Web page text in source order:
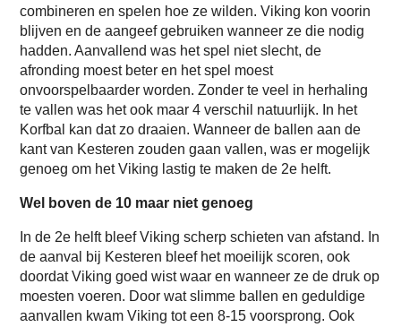
combineren en spelen hoe ze wilden. Viking kon voorin
blijven en de aangeef gebruiken wanneer ze die nodig
hadden. Aanvallend was het spel niet slecht, de
afronding moest beter en het spel moest
onvoorspelbaarder worden. Zonder te veel in herhaling
te vallen was het ook maar 4 verschil natuurlijk. In het
Korfbal kan dat zo draaien. Wanneer de ballen aan de
kant van Kesteren zouden gaan vallen, was er mogelijk
genoeg om het Viking lastig te maken de 2e helft.
Wel boven de 10 maar niet genoeg
In de 2e helft bleef Viking scherp schieten van afstand. In
de aanval bij Kesteren bleef het moeilijk scoren, ook
doordat Viking goed wist waar en wanneer ze de druk op
moesten voeren. Door wat slimme ballen en geduldige
aanvallen kwam Viking tot een 8-15 voorsprong. Ook